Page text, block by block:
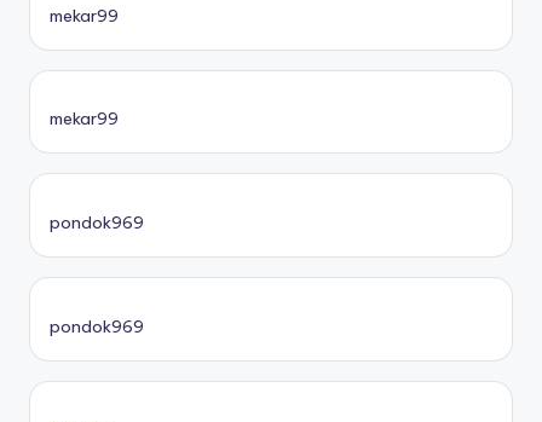
mekar99
mekar99
pondok969
pondok969